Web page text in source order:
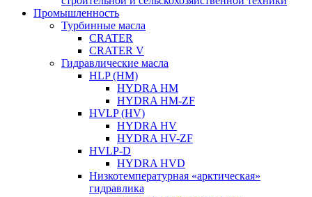
Промышленность
Турбинные масла
CRATER
CRATER V
Гидравлические масла
HLP (HM)
HYDRA HM
HYDRA HM-ZF
HVLP (HV)
HYDRA HV
HYDRA HV-ZF
HVLP-D
HYDRA HVD
Низкотемпературная «арктическая»
гидравлика